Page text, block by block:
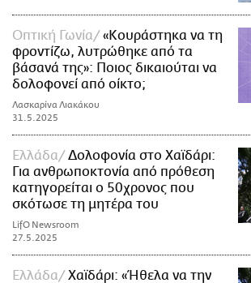
Οπτική Γωνία
«Κουράστηκα να τη
φροντίζω, λυτρώθηκε από τα
βάσανά της»: Ποιος δικαιούται να
δολοφονεί από οίκτο;
Λασκαρίνα Λιακάκου
31.5.2025
Ελλάδα
Δολοφονία στο Χαϊδάρι:
Για ανθρωποκτονία από πρόθεση
κατηγορείται ο 50χρονος που
σκότωσε τη μητέρα του
LifO Newsroom
27.5.2025
Ελλάδα
Χαϊδάρι: «Ήθελα να την